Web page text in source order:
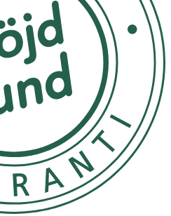
barn. Produkten är inte
livsmedel.
och innehåller inte
kan göra att
skyddat från direkt solljus.
cellulose, Benzoic
Juice, Sodium saccharin,